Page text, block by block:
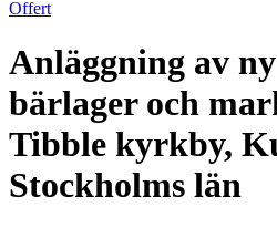
Offert
Anläggning av
bärlager och
Tibble kyrkby,
Stockholms län